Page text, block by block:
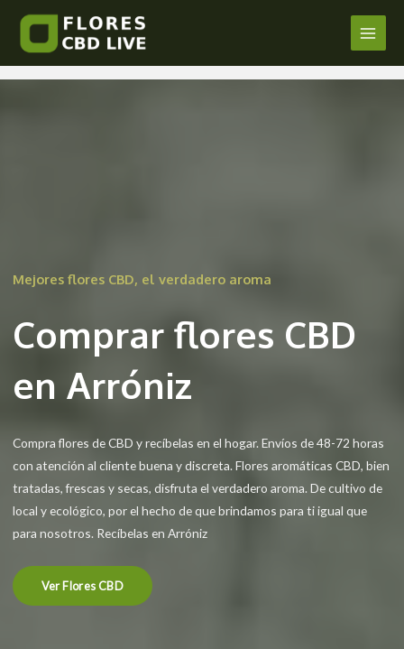
contenido
Main
Menu
Comprar Flores CBD en Arróniz
/ Navarra/ Por admin
Mejores flores CBD, el verdadero aroma
Comprar flores CBD
en Arróniz
Compra flores de CBD y recíbelas en el hogar. Envíos de 48-72 horas
con atención al cliente buena y discreta. Flores aromáticas CBD, bien
tratadas, frescas y secas, disfruta el verdadero aroma. De cultivo de
local y ecológico, por el hecho de que brindamos para ti igual que
para nosotros. Recíbelas en Arróniz
Ver Flores CBD